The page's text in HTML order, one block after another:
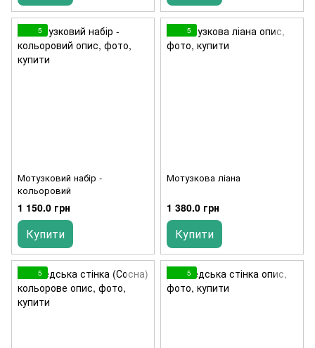
5
Мотузковий набір -
кольоровий
1 150.0 грн
Купити
5
Мотузкова ліана
1 380.0 грн
Купити
5 5